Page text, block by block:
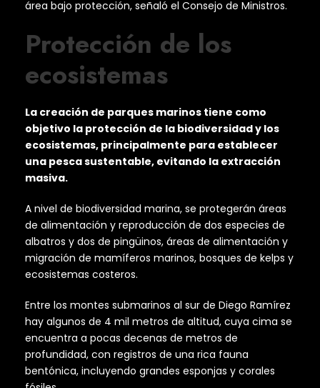
área bajo protección, señaló el Consejo de Ministros.
Protección de los
ecosistemas
La creación de parques marinos tiene como
objetivo la protección de la biodiversidad y los
ecosistemas, principalmente para establecer
una pesca sustentable, evitando la extracción
masiva.
A nivel de biodiversidad marina, se protegerán áreas
de alimentación y reproducción de dos especies de
albatros y dos de pingüinos, áreas de alimentación y
migración de mamíferos marinos, bosques de kelps y
ecosistemas costeros.
Entre los montes submarinos al sur de Diego Ramírez
hay algunos de 4 mil metros de altitud, cuya cima se
encuentra a pocas decenas de metros de
profundidad, con registros de una rica fauna
bentónica, incluyendo grandes esponjas y corales